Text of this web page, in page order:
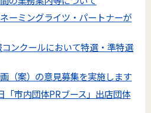
ーミングライツ・パートナーが
ンクールにおいて特選・準特選
（案）の意見募集を実施します
「市内団体PRブース」出店団体